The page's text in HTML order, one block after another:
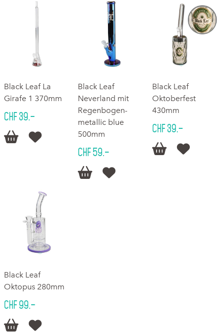
Black Leaf La
Girafe 1 370mm
CHF 39.–
 
Black Leaf
Neverland mit
Regenbogen-
metallic blue
500mm
CHF 59.–
 
Black Leaf
Oktoberfest
430mm
CHF 39.–
 
Black Leaf
Oktopus 280mm
CHF 99.–
 